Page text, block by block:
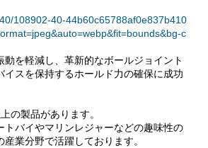
108902-40-44b60c65788af0e837b410
c
を軽減し、革新的なボールジョイント
スを保持するホールド力の確保に成功
の製品があります。
バイやマリンレジャーなどの趣味性の
業分野で活躍しております。